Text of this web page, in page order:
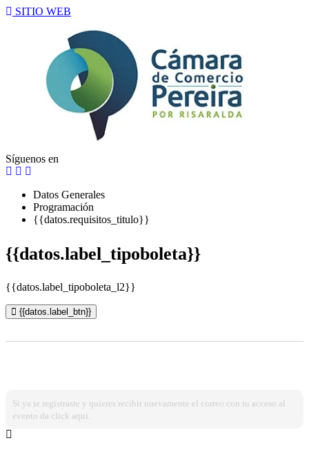
SITIO WEB
Síguenos en
Datos Generales
Programación
{{datos.requisitos_titulo}}
{{datos.label_tipoboleta}}
{{datos.label_tipoboleta_l2}}
{{datos.label_btn}}
Si ya te registraste y quieres recibir nuevamente el correo con tu acceso al
evento da click aqui.